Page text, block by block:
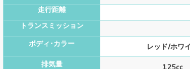
走行距離
トランスミッション
ボディ･カラー
レッド/ホワ
排気量
125cc